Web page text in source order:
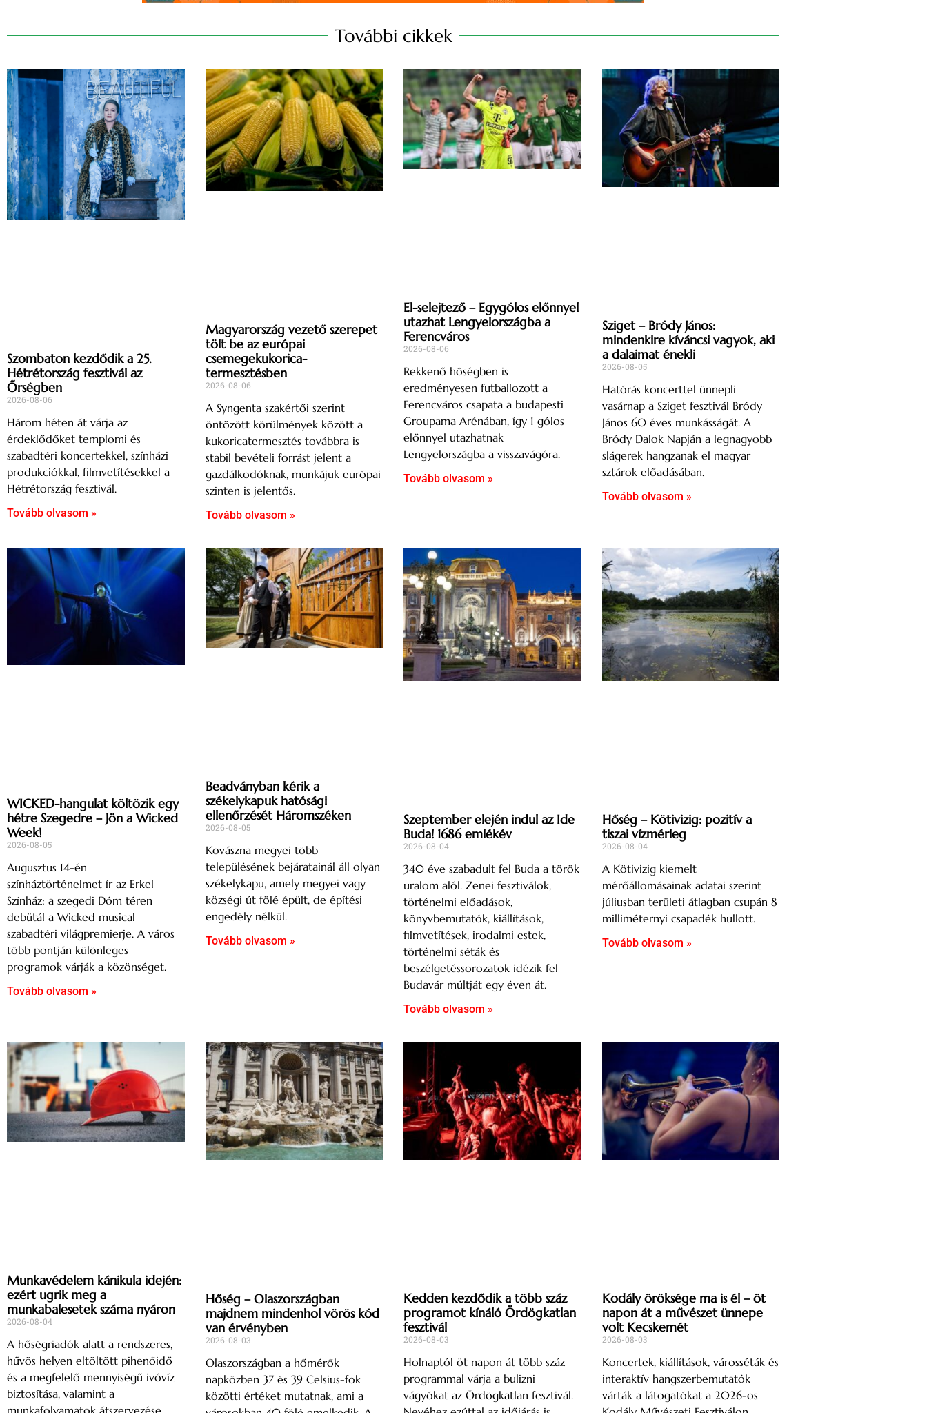
További cikkek
Szombaton kezdődik a 25.
Hétrétország fesztivál az
Őrségben
2026-08-06
Három héten át várja az
érdeklődőket templomi és
szabadtéri koncertekkel, színházi
produkciókkal, filmvetítésekkel a
Hétrétország fesztivál.
Tovább olvasom »
Magyarország vezető szerepet
tölt be az európai
csemegekukorica-
termesztésben
2026-08-06
A Syngenta szakértői szerint
öntözött körülmények között a
kukoricatermesztés továbbra is
stabil bevételi forrást jelent a
gazdálkodóknak, munkájuk európai
szinten is jelentős.
Tovább olvasom »
El-selejtező – Egygólos előnnyel
utazhat Lengyelországba a
Ferencváros
2026-08-06
Rekkenő hőségben is
eredményesen futballozott a
Ferencváros csapata a budapesti
Groupama Arénában, így 1 gólos
előnnyel utazhatnak
Lengyelországba a visszavágóra.
Tovább olvasom »
Sziget – Bródy János:
mindenkire kíváncsi vagyok, aki
a dalaimat énekli
2026-08-05
Hatórás koncerttel ünnepli
vasárnap a Sziget fesztivál Bródy
János 60 éves munkásságát. A
Bródy Dalok Napján a legnagyobb
slágerek hangzanak el magyar
sztárok előadásában.
Tovább olvasom »
WICKED-hangulat költözik egy
hétre Szegedre – Jön a Wicked
Week!
2026-08-05
Augusztus 14-én
színháztörténelmet ír az Erkel
Színház: a szegedi Dóm téren
debütál a Wicked musical
szabadtéri világpremierje. A város
több pontján különleges
programok várják a közönséget.
Tovább olvasom »
Beadványban kérik a
székelykapuk hatósági
ellenőrzését Háromszéken
2026-08-05
Kovászna megyei több
településének bejáratainál áll olyan
székelykapu, amely megyei vagy
községi út fölé épült, de építési
engedély nélkül.
Tovább olvasom »
Szeptember elején indul az Ide
Buda! 1686 emlékév
2026-08-04
340 éve szabadult fel Buda a török
uralom alól. Zenei fesztiválok,
történelmi előadások,
könyvbemutatók, kiállítások,
filmvetítések, irodalmi estek,
történelmi séták és
beszélgetéssorozatok idézik fel
Budavár múltját egy éven át.
Tovább olvasom »
Hőség – Kötivizig: pozitív a
tiszai vízmérleg
2026-08-04
A Kötivizig kiemelt
mérőállomásainak adatai szerint
júliusban területi átlagban csupán 8
milliméternyi csapadék hullott.
Tovább olvasom »
Munkavédelem kánikula idején:
ezért ugrik meg a
munkabalesetek száma nyáron
2026-08-04
A hőségriadók alatt a rendszeres,
hűvös helyen eltöltött pihenőidő
és a megfelelő mennyiségű ivóvíz
biztosítása, valamint a
munkafolyamatok átszervezése
Hőség – Olaszországban
majdnem mindenhol vörös kód
van érvényben
2026-08-03
Olaszországban a hőmérők
napközben 37 és 39 Celsius-fok
közötti értéket mutatnak, ami a
Kedden kezdődik a több száz
programot kínáló Ördögkatlan
fesztivál
2026-08-03
Holnaptól öt napon át több száz
programmal várja a bulizni
vágyókat az Ördögkatlan fesztivál.
Kodály öröksége ma is él – öt
napon át a művészet ünnepe
volt Kecskemét
2026-08-03
Koncertek, kiállítások, városséták és
interaktív hangszerbemutatók
várták a látogatókat a 2026-os